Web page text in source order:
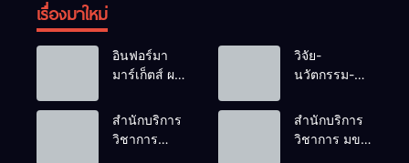
เรื่องมาใหม่
อินฟอร์มา
มาร์เก็ตส์ ผนึก
ธุรกิจท่อง
เที่ยว-บริการ
วิจัย-
นวัตกรรม-
คือโอกาสใหม่
ของคนพิการ
สำนักบริการ
วิชาการ
สำนักบริการ
วิชาการ มข.